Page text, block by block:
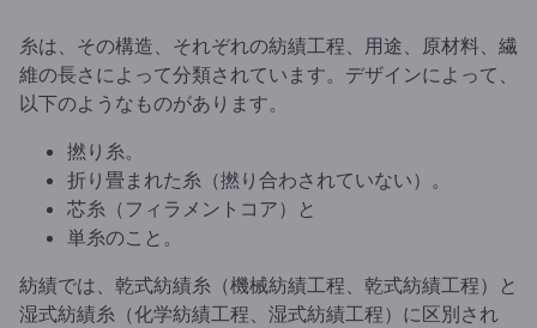
糸は、その構造、それぞれの紡績工程、用途、原材料、繊
維の長さによって分類されています。デザインによって、
以下のようなものがあります。
撚り糸。
折り畳まれた糸（撚り合わされていない）。
芯糸（フィラメントコア）と
単糸のこと。
紡績では、乾式紡績糸（機械紡績工程、乾式紡績工程）と
湿式紡績糸（化学紡績工程、湿式紡績工程）に区別され